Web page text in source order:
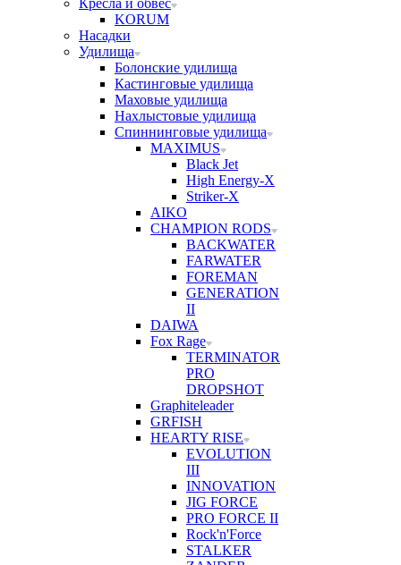
Кресла и обвес
KORUM
Насадки
Удилища
Болонские удилища
Кастинговые удилища
Маховые удилища
Нахлыстовые удилища
Спиннинговые удилища
MAXIMUS
Black Jet
High Energy-X
Striker-X
AIKO
CHAMPION RODS
BACKWATER
FARWATER
FOREMAN
GENERATION
II
DAIWA
Fox Rage
TERMINATOR
PRO
DROPSHOT
Graphiteleader
GRFISH
HEARTY RISE
EVOLUTION
III
INNOVATION
JIG FORCE
PRO FORCE II
Rock'n'Force
STALKER